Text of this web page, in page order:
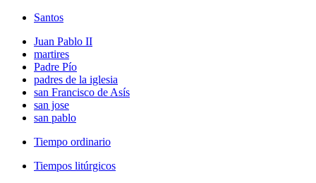
Santos
Juan Pablo II
martires
Padre Pío
padres de la iglesia
san Francisco de Asís
san jose
san pablo
Tiempo ordinario
Tiempos litúrgicos